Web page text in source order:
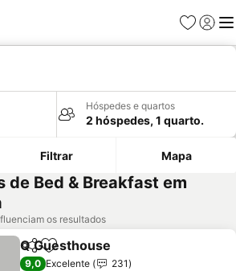
Favoritos
Iniciar
Hóspedes e quartos
2 hóspedes, 1 quarto.
Filtrar Mapa
de Bed & Breakfast em
os resultados
PartilharAdicionar aos favoritos
Q Guesthouse
9,0 Excelente
231